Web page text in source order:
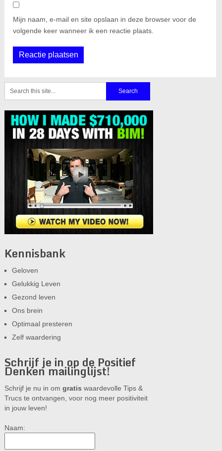
Mijn naam, e-mail en site opslaan in deze browser voor de
volgende keer wanneer ik een reactie plaats.
Kennisbank
Geloven
Gelukkig Leven
Gezond leven
Ons brein
Optimaal presteren
Zelf waardering
Schrijf je in op de Positief
Denken mailinglijst!
Schrijf je nu in om gratis waardevolle Tips &
Trucs te ontvangen, voor nog meer positiviteit
in jouw leven!
Naam: